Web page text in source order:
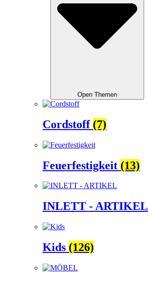
Open Themen
Cordstoff (7)
Feuerfestigkeit (13)
INLETT - ARTIKEL
Kids (126)